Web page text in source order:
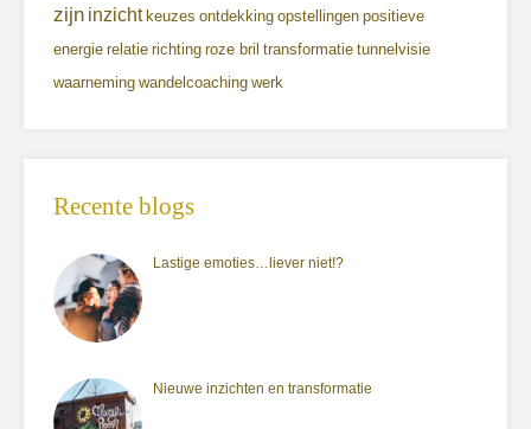
zijn inzicht keuzes ontdekking opstellingen positieve
energie relatie richting roze bril transformatie tunnelvisie
waarneming wandelcoaching werk
Recente blogs
Lastige emoties…liever niet!?
Nieuwe inzichten en transformatie